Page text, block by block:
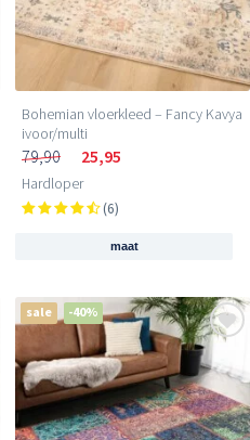
Bohemian vloerkleed – Fancy Kavya
ivoor/multi
79,90 25,95
Hardloper
(6)
maat
sale -40%